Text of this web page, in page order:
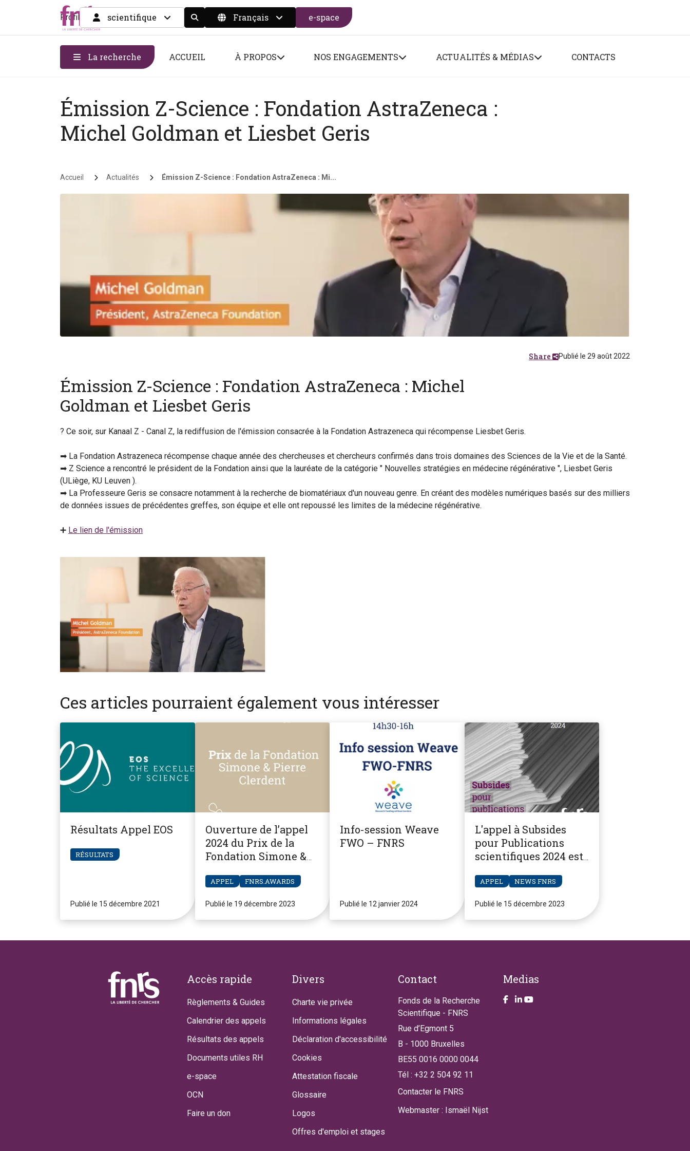
Profil scientifique Display the search form
Français e-space
La recherche ACCUEIL À PROPOS NOS ENGAGEMENTS ACTUALITÉS & MÉDIAS CONTACTS
Émission Z-Science : Fondation AstraZeneca :
Michel Goldman et Liesbet Geris
Fil d'Ariane
Accueil Actualités Émission Z-Science : Fondation AstraZeneca : Mi...
Publié le 29 août 2022
Share
Émission Z-Science : Fondation AstraZeneca : Michel
Goldman et Liesbet Geris
? Ce soir, sur Kanaal Z - Canal Z, la rediffusion de l'émission consacrée à la Fondation Astrazeneca qui récompense Liesbet Geris.
➡ La Fondation Astrazeneca récompense chaque année des chercheuses et chercheurs confirmés dans trois domaines des Sciences de la Vie et de la Santé.
➡ Z Science a rencontré le président de la Fondation ainsi que la lauréate de la catégorie " Nouvelles stratégies en médecine régénérative ", Liesbet Geris
(ULiège, KU Leuven ).
➡ La Professeure Geris se consacre notamment à la recherche de biomatériaux d'un nouveau genre. En créant des modèles numériques basés sur des milliers
de données issues de précédentes greffes, son équipe et elle ont repoussé les limites de la médecine régénérative.
➕ Le lien de l'émission
Ces articles pourraient également vous intéresser
Résultats Appel EOS
RÉSULTATS
Publié le 15 décembre 2021
Ouverture de l’appel
2024 du Prix de la
Fondation Simone &
APPEL FNRS.AWARDS
Publié le 19 décembre 2023
Info-session Weave
FWO – FNRS
Publié le 12 janvier 2024
L'appel à Subsides
pour Publications
scientifiques 2024 est
APPEL NEWS FNRS
Publié le 15 décembre 2023
Footer
Accès rapide
Règlements & Guides
Calendrier des appels
Résultats des appels
Documents utiles RH
e-space
OCN
Faire un don
Divers
Charte vie privée
Informations légales
Déclaration d'accessibilité
Cookies
Attestation fiscale
Glossaire
Logos
Offres d'emploi et stages
Contact
Fonds de la Recherche
Scientifique - FNRS
Rue d’Egmont 5
B - 1000 Bruxelles
BE55 0016 0000 0044
Tél : +32 2 504 92 11
Contacter le FNRS
Webmaster : Ismaël Nijst
Medias
Take a look on our facebook page
Take a look on our LinkendIn page